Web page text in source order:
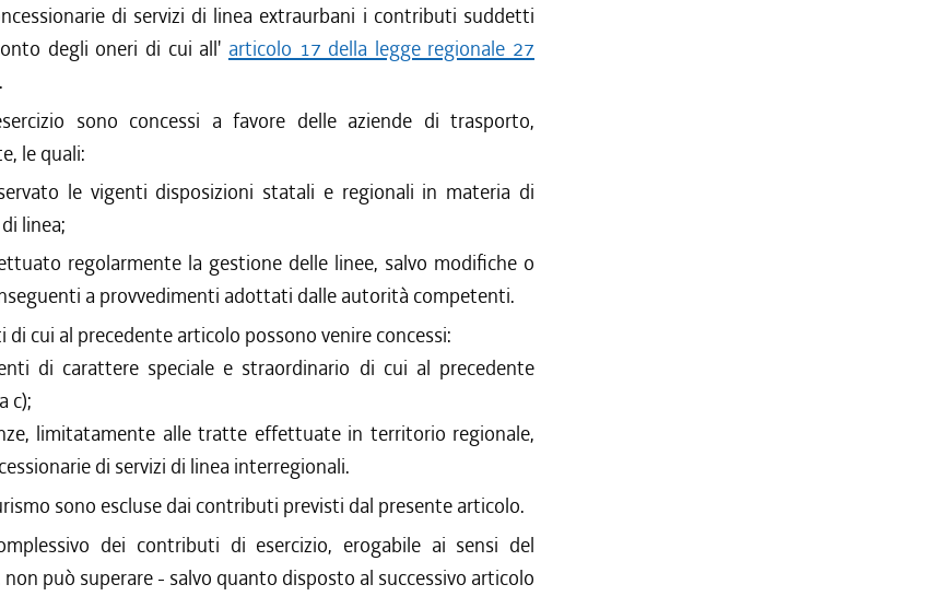
di servizi di linea extraurbani i contributi suddetti
degli oneri di cui all' articolo 17 della legge regionale 27
.
sono concessi a favore delle aziende di trasporto,
le quali:
le vigenti disposizioni statali e regionali in materia di
linea;
regolarmente la gestione delle linee, salvo modifiche o
a provvedimenti adottati dalle autorità competenti.
cui al precedente articolo possono venire concessi:
di carattere speciale e straordinario di cui al precedente
c);
limitatamente alle tratte effettuate in territorio regionale,
di servizi di linea interregionali.
sono escluse dai contributi previsti dal presente articolo.
dei contributi di esercizio, erogabile ai sensi del
può superare - salvo quanto disposto al successivo articolo